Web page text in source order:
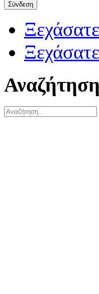
Σύνδεση
Αναζήτηση